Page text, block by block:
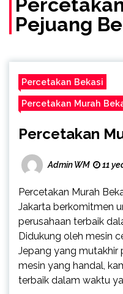
Pejuang
Percetakan Bekasi
Percetakan Murah
Percetakan
Admin WM 11
Percetakan Murah
Jakarta berkomitmen
perusahaan terbaik
Didukung oleh mesin
Jepang yang mutakhir
mesin yang handal,
terbaik dalam waktu